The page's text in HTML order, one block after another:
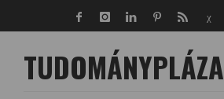
TUDOMÁNYPLÁZA